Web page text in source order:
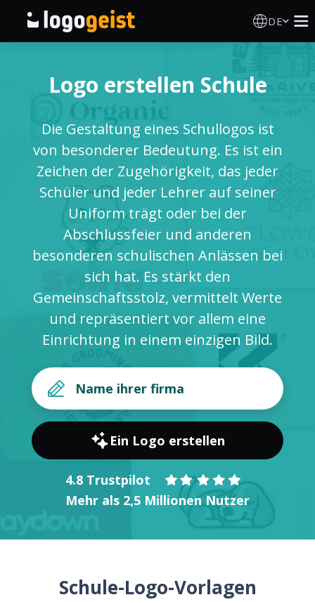
DE
KI Logo Generator
Logo Ideen
Druckprodukte
Blog
ANMELDEN
Logo erstellen Schule
Die Gestaltung eines Schullogos ist
von besonderer Bedeutung. Es ist ein
Zeichen der Zugehörigkeit, das jeder
Schüler und jeder Lehrer auf seiner
Uniform trägt oder bei der
Abschlussfeier und anderen
besonderen schulischen Anlässen bei
sich hat. Es stärkt den
Gemeinschaftsstolz, vermittelt Werte
und repräsentiert vor allem eine
Einrichtung in einem einzigen Bild.
Ein Logo erstellen
4.8 Trustpilot
Mehr als 2,5 Millionen Nutzer
Schule-Logo-Vorlagen